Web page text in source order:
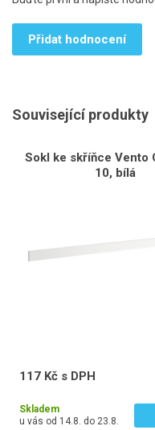
Přidat hodnocení
Související produkty
Sokl ke skříňce Vento
10, bílá
117 Kč s DPH
Skladem
u vás od 14.8. do 23.8.